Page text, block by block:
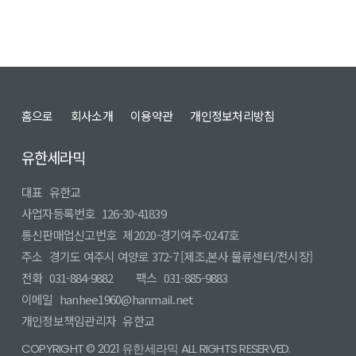
홈으로 회사소개 이용약관 개인정보처리방침
유한세라믹
대표 유한교
사업자등록번호 126-30-41839
통신판매업신고번호 제2020-경기여주-0247호
주소 경기도 여주시 여양로 372-7 [제조,본사 물류센터/전시장]
전화 031-884-9882 팩스 031-885-9883
이메일 hanhee1960@hanmail.net
개인정보책임관리자 유한교
COPYRIGHT © 2021 유한세라믹 ALL RIGHTS RESERVED.